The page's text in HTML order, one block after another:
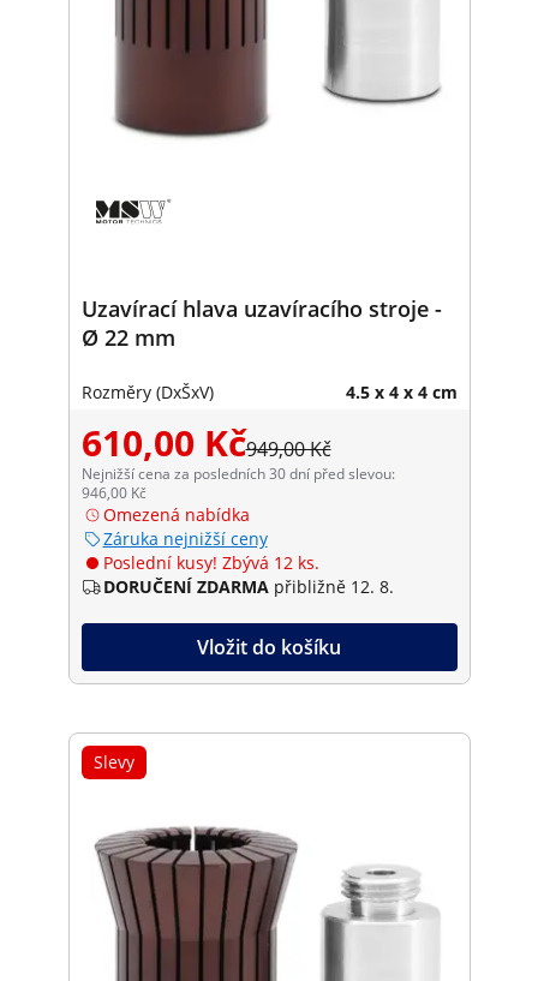
Uzavírací hlava uzavíracího stroje -
Ø 22 mm
Rozměry (DxŠxV) 4.5 x 4 x 4 cm
610,00 Kč949,00 Kč
Nejnižší cena za posledních 30 dní před slevou:
946,00 Kč
Omezená nabídka
Záruka nejnižší ceny
Poslední kusy! Zbývá 12 ks.
DORUČENÍ ZDARMA přibližně 12. 8.
Vložit do košíku
Slevy